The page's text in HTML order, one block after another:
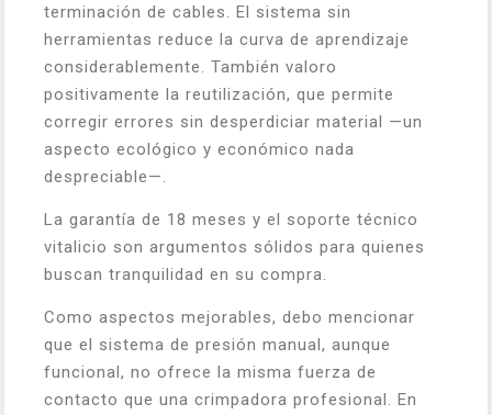
terminación de cables. El sistema sin
herramientas reduce la curva de aprendizaje
considerablemente. También valoro
positivamente la reutilización, que permite
corregir errores sin desperdiciar material —un
aspecto ecológico y económico nada
despreciable—.
La garantía de 18 meses y el soporte técnico
vitalicio son argumentos sólidos para quienes
buscan tranquilidad en su compra.
Como aspectos mejorables, debo mencionar
que el sistema de presión manual, aunque
funcional, no ofrece la misma fuerza de
contacto que una crimpadora profesional. En